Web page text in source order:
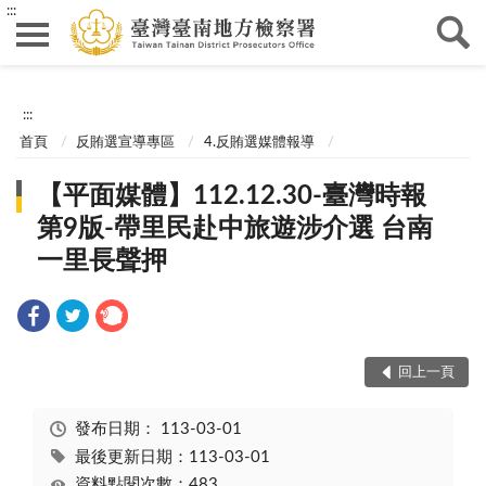
:::
:::
首頁 反賄選宣導專區 4.反賄選媒體報導
【平面媒體】112.12.30-臺灣時報
第9版-帶里民赴中旅遊涉介選 台南
一里長聲押
回上一頁
發布日期： 113-03-01
最後更新日期：113-03-01